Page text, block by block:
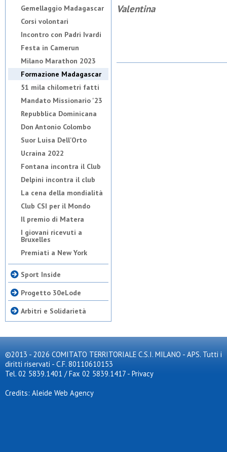
Gemellaggio Madagascar
Corsi volontari
Incontro con Padri Ivardi
Festa in Camerun
Milano Marathon 2023
Formazione Madagascar
51 mila chilometri fatti
Mandato Missionario '23
Repubblica Dominicana
Don Antonio Colombo
Suor Luisa Dell'Orto
Ucraina 2022
Fontana incontra il Club
Delpini incontra il club
La cena della mondialità
Club CSI per il Mondo
Il premio di Matera
I giovani ricevuti a
Bruxelles
Premiati a New York
Sport Inside
Progetto 30eLode
Arbitri e Solidarietà
Valentina
©2013 - 2026 COMITATO TERRITORIALE C.S.I. MILANO - APS. Tutti i
diritti riservati - C.F. 80110610153
Tel. 02 5839.1401 / Fax 02 5839.1417 - Privacy
Credits: Aleide Web Agency